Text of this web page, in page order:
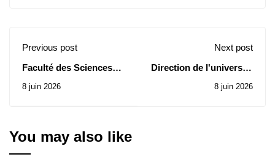
Previous post
Faculté des Sciences
d’Attribution Provisoire
8 juin 2026
Next post
Direction de l'université
provisoire et
8 juin 2026
You may also like